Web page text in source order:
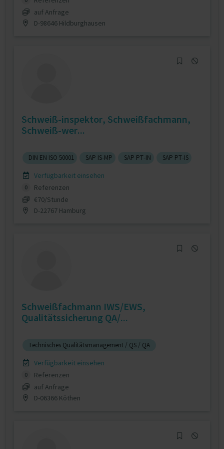
auf Anfrage
D-98646 Hildburghausen
Schweiß-inspektor, Schweißfachmann,
Schweiß-wer...
DIN EN ISO 50001 SAP IS-MP SAP PT-IN SAP PT-IS
Verfügbarkeit einsehen
0
Referenzen
€70/Stunde
D-22767 Hamburg
Schweißfachmann IWS/EWS,
Qualitätssicherung QA/...
Technisches Qualitätsmanagement / QS / QA
Verfügbarkeit einsehen
0
Referenzen
auf Anfrage
D-06366 Köthen